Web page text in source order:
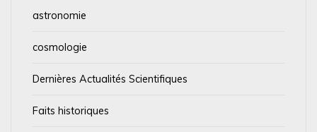
astronomie
cosmologie
Dernières Actualités Scientifiques
Faits historiques